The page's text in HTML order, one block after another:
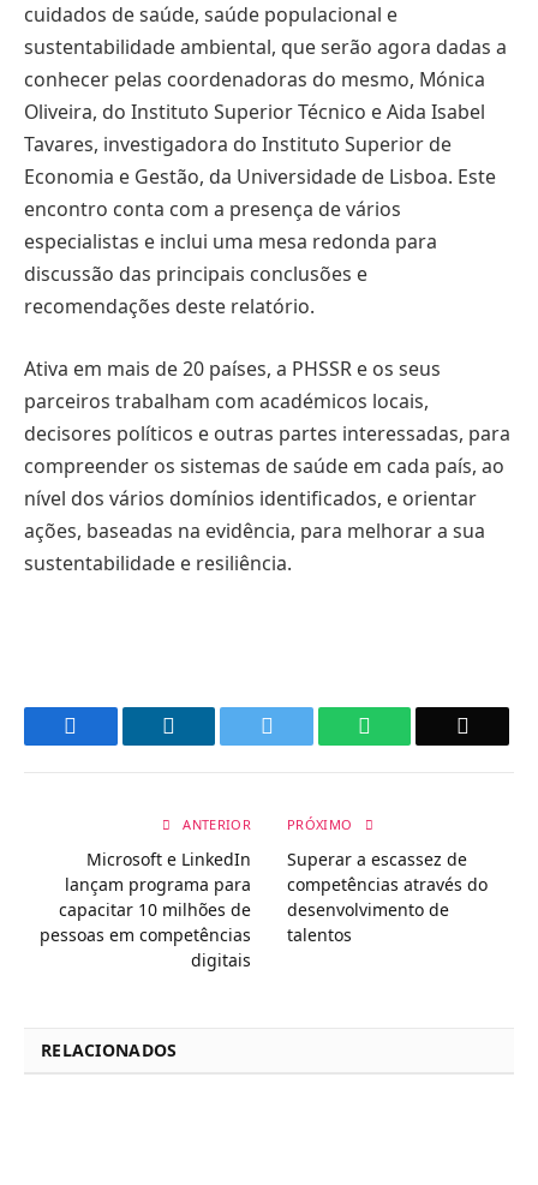
cuidados de saúde, saúde populacional e
sustentabilidade ambiental, que serão agora dadas a
conhecer pelas coordenadoras do mesmo, Mónica
Oliveira, do Instituto Superior Técnico e Aida Isabel
Tavares, investigadora do Instituto Superior de
Economia e Gestão, da Universidade de Lisboa. Este
encontro conta com a presença de vários
especialistas e inclui uma mesa redonda para
discussão das principais conclusões e
recomendações deste relatório.
Ativa em mais de 20 países, a PHSSR e os seus
parceiros trabalham com académicos locais,
decisores políticos e outras partes interessadas, para
compreender os sistemas de saúde em cada país, ao
nível dos vários domínios identificados, e orientar
ações, baseadas na evidência, para melhorar a sua
sustentabilidade e resiliência.
WhatsApp
ANTERIOR
Microsoft e LinkedIn
lançam programa para
capacitar 10 milhões de
pessoas em competências
digitais
PRÓXIMO
Superar a escassez de
competências através do
desenvolvimento de
talentos
RELACIONADOS